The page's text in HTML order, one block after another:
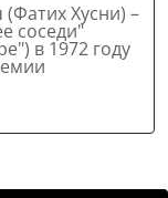
Хусни) –
соседи"
в 1972 году